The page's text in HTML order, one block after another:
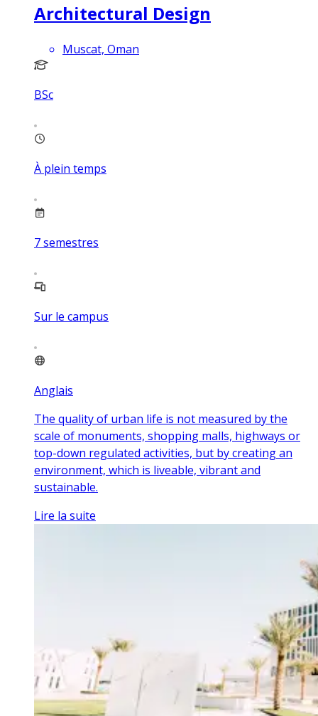
Architectural Design
Muscat, Oman
BSc
À plein temps
7semestres
Sur le campus
Anglais
The quality of urban life is not measured by the
scale of monuments, shopping malls, highways or
top-down regulated activities, but by creating an
environment, which is liveable, vibrant and
sustainable.
Lire la suite